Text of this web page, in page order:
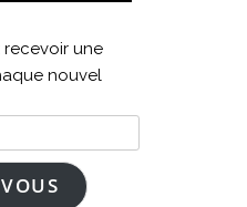
recevoir une
nouvel